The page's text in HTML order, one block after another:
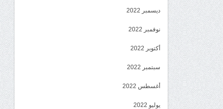
ديسمبر 2022
نوفمبر 2022
أكتوبر 2022
سبتمبر 2022
أغسطس 2022
يوليو 2022